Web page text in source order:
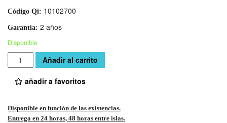
Código Qi: 10102700
Garantía: 2 años
Disponible
Cantidad Añadir al carrito
añadir a favoritos
Disponible en función de las existencias.
Entrega en 24 horas, 48 horas entre islas.